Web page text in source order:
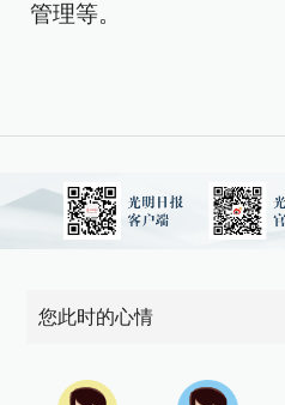
管理等。
您此时的心情